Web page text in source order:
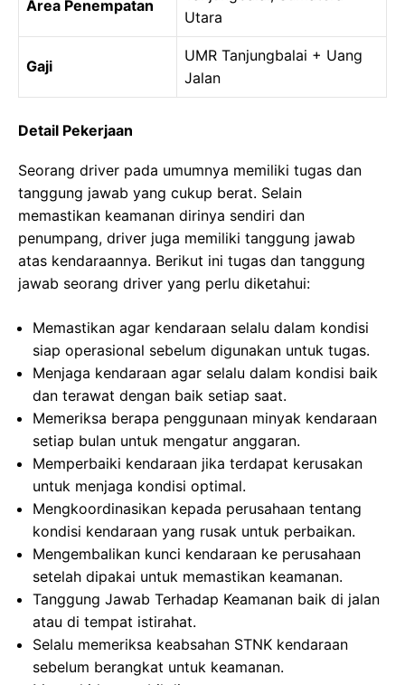
Area Penempatan
Utara
Gaji
UMR Tanjungbalai + Uang
Jalan
Detail Pekerjaan
Seorang driver pada umumnya memiliki tugas dan
tanggung jawab yang cukup berat. Selain
memastikan keamanan dirinya sendiri dan
penumpang, driver juga memiliki tanggung jawab
atas kendaraannya. Berikut ini tugas dan tanggung
jawab seorang driver yang perlu diketahui:
Memastikan agar kendaraan selalu dalam kondisi
siap operasional sebelum digunakan untuk tugas.
Menjaga kendaraan agar selalu dalam kondisi baik
dan terawat dengan baik setiap saat.
Memeriksa berapa penggunaan minyak kendaraan
setiap bulan untuk mengatur anggaran.
Memperbaiki kendaraan jika terdapat kerusakan
untuk menjaga kondisi optimal.
Mengkoordinasikan kepada perusahaan tentang
kondisi kendaraan yang rusak untuk perbaikan.
Mengembalikan kunci kendaraan ke perusahaan
setelah dipakai untuk memastikan keamanan.
Tanggung Jawab Terhadap Keamanan baik di jalan
atau di tempat istirahat.
Selalu memeriksa keabsahan STNK kendaraan
sebelum berangkat untuk keamanan.